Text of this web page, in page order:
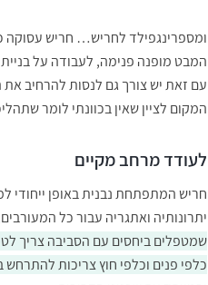
ומספרינגפילד לחריש… חריש עסוקה
המבט מופנה פנימה, לעבודה על
עם זאת יש צורך גם לנסות להרחיב את
המקום לציין שאין בכוונתי לומר
לעודד מרחב מקיים
חריש המתפתחת נבנית באופן ייחודי
יתרונותיה ואתגריה עבור כל
שמטפלים ביחסים עם הסביבה צריך
כלפי פנים וכלפי חוץ צריכות